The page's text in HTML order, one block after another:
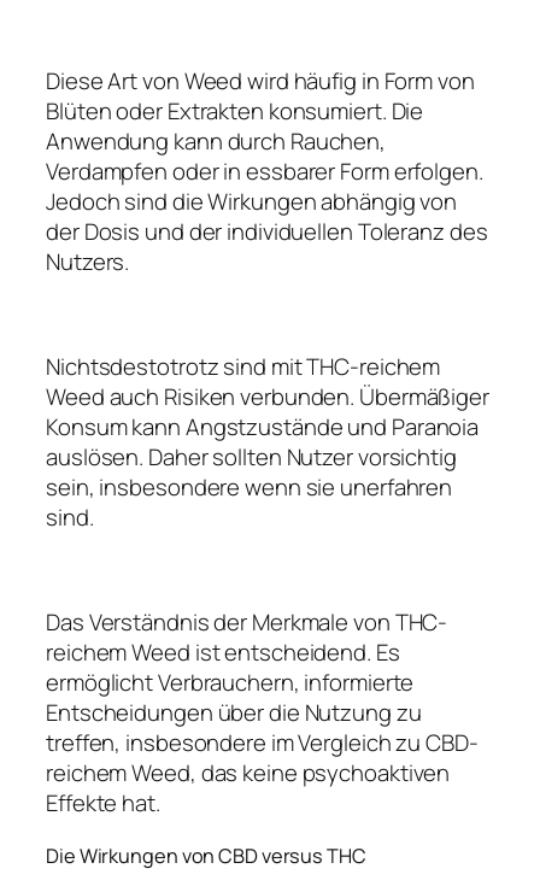
Diese Art von Weed wird häufig in Form von
Blüten oder Extrakten konsumiert. Die
Anwendung kann durch Rauchen,
Verdampfen oder in essbarer Form erfolgen.
Jedoch sind die Wirkungen abhängig von
der Dosis und der individuellen Toleranz des
Nutzers.
Nichtsdestotrotz sind mit THC-reichem
Weed auch Risiken verbunden. Übermäßiger
Konsum kann Angstzustände und Paranoia
auslösen. Daher sollten Nutzer vorsichtig
sein, insbesondere wenn sie unerfahren
sind.
Das Verständnis der Merkmale von THC-
reichem Weed ist entscheidend. Es
ermöglicht Verbrauchern, informierte
Entscheidungen über die Nutzung zu
treffen, insbesondere im Vergleich zu CBD-
reichem Weed, das keine psychoaktiven
Effekte hat.
Die Wirkungen von CBD versus THC